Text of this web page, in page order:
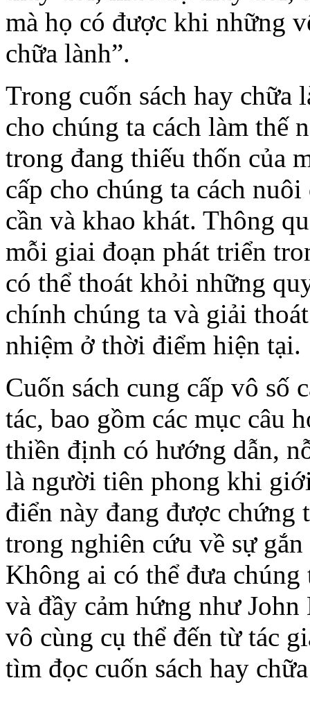
mà họ có được khi những
chữa lành”.
Trong cuốn sách hay chữa
cho chúng ta cách làm thế
trong đang thiếu thốn của
cấp cho chúng ta cách
cần và khao khát. Thông
mỗi giai đoạn phát triển
có thể thoát khỏi những
chính chúng ta và giải
nhiệm ở thời điểm hiện tại.
Cuốn sách cung cấp vô số
tác, bao gồm các mục câu
thiền định có hướng dẫn,
là người tiên phong khi
điển này đang được
trong nghiên cứu về sự
Không ai có thể đưa
và đầy cảm hứng như
vô cùng cụ thể đến từ tác
tìm đọc cuốn sách hay